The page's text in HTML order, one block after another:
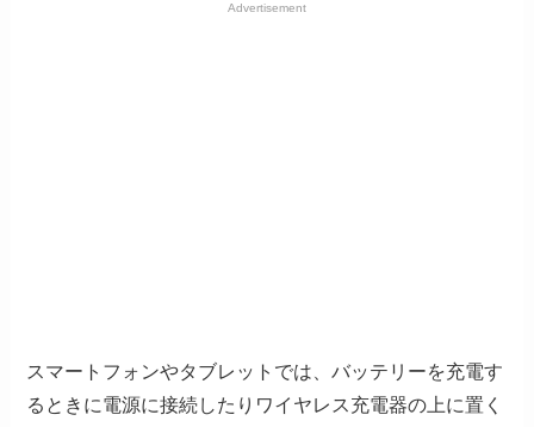
Advertisement
スマートフォンやタブレットでは、バッテリーを充電す
るときに電源に接続したりワイヤレス充電器の上に置く